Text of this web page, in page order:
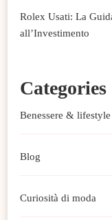
Rolex Usati: La
all’Investimento
Categories
Benessere & lifestyle
Blog
Curiosità di moda